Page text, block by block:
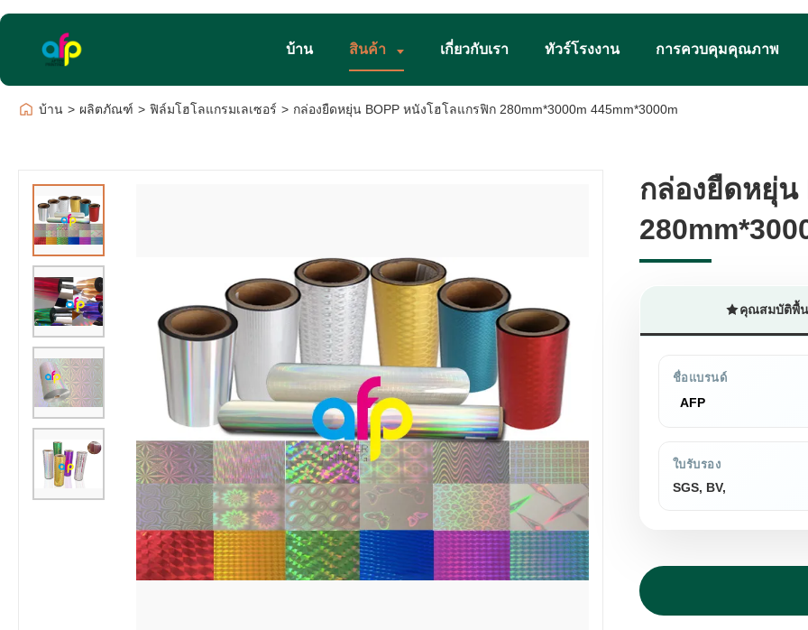
บ้าน สินค้า เกี่ยวกับเรา ทัวร์โรงงาน การควบคุมคุณภาพ
บ้าน > ผลิตภัณฑ์ > ฟิล์มโฮโลแกรมเลเซอร์ > กล่องยืดหยุ่น BOPP หนังโฮโลแกรฟิก 280mm*3000m 445mm*3000m
กล่องยืดหยุ่น
กล่องยืดหยุ่น
คุณสมบัติพื้
ชื่อแบรนด์
AFP
ใบรับรอง
SGS, BV,